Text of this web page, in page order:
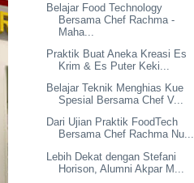
Belajar Food Technology
Bersama Chef Rachma -
Maha...
Praktik Buat Aneka Kreasi Es
Krim & Es Puter Keki...
Belajar Teknik Menghias Kue
Spesial Bersama Chef V...
Dari Ujian Praktik FoodTech
Bersama Chef Rachma Nu...
Lebih Dekat dengan Stefani
Horison, Alumni Akpar M...